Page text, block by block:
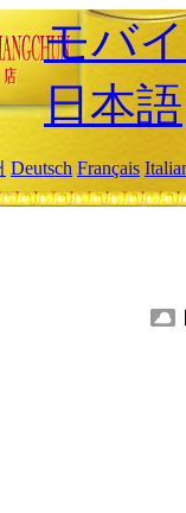
モバ
日本語
Deutsch Français